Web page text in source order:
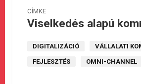
CÍMKE
Viselkedés alapú
DIGITALIZÁCIÓ VÁLLALATI
FEJLESZTÉS OMNI-CHANNEL